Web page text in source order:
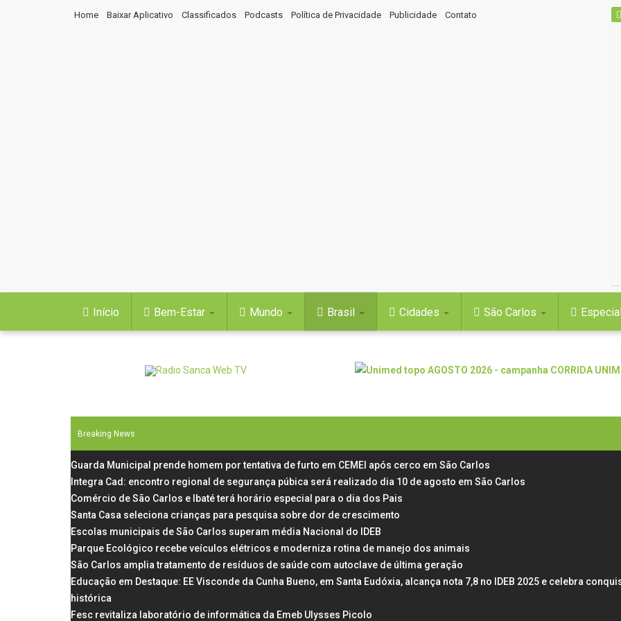
Home Baixar Aplicativo Classificados Podcasts Política de Privacidade Publicidade Contato
Início Bem-Estar Mundo Brasil Cidades São Carlos
Breaking News
Guarda Municipal prende homem por tentativa de furto em CEMEI após cerco em São Carlos
Integra Cad: encontro regional de segurança púbica será realizado dia 10 de agosto em São Carlos
Comércio de São Carlos e Ibaté terá horário especial para o dia dos Pais
Santa Casa seleciona crianças para pesquisa sobre dor de crescimento
Escolas municipais de São Carlos superam média Nacional do IDEB
Parque Ecológico recebe veículos elétricos e moderniza rotina de manejo dos animais
São Carlos amplia tratamento de resíduos de saúde com autoclave de última geração
Educação em Destaque: EE Visconde da Cunha Bueno, em Santa Eudóxia, alcança nota 7,8 no IDEB 2025 e celebra
histórica
Fesc revitaliza laboratório de informática da Emeb Ulysses Picolo